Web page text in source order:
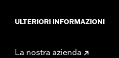
ULTERIORI INFORMAZIONI
La nostra azienda